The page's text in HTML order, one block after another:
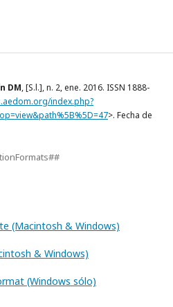
DM, [S.l.], n. 2, ene. 2016. ISSN 1888-
index.php?
>. Fecha de
(Macintosh & Windows)
& Windows)
(Windows sólo)